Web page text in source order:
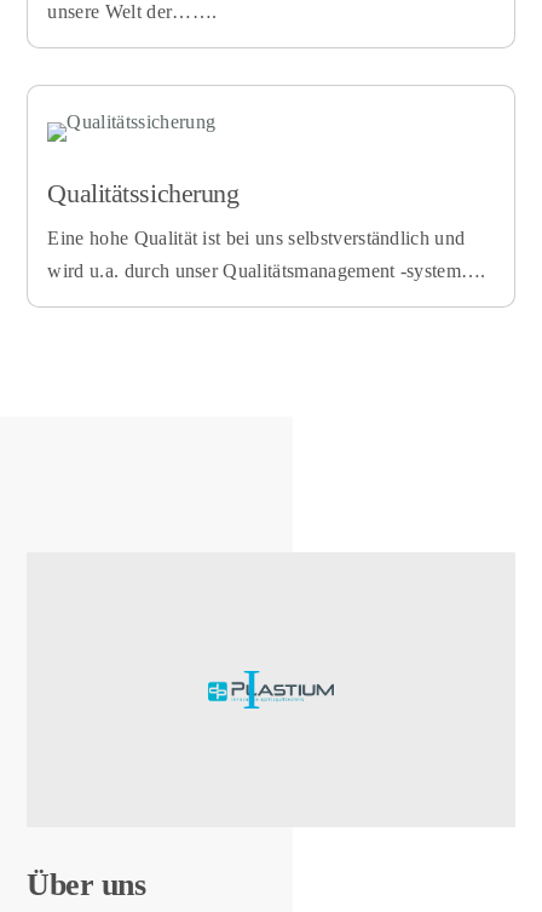
unsere Welt der…….
Qualitätssicherung
Eine hohe Qualität ist bei uns selbstverständlich und
wird u.a. durch unser Qualitätsmanagement -system….
Über uns